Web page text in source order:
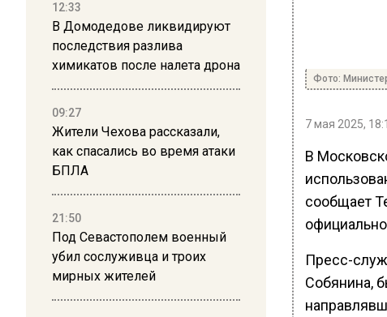
12:33
В Домодедове ликвидируют
последствия разлива
химикатов после налета дрона
09:27
Жители Чехова рассказали,
как спасались во время атаки
БПЛА
21:50
Под Севастополем военный
убил сослуживца и троих
мирных жителей
Фото:
7 мая 2025,
В
сообщает
Пресс-
Собянина,